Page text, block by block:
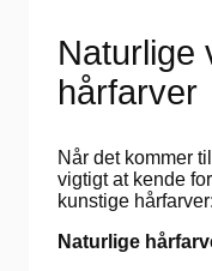
Naturlige
hårfarver
Når det kommer
vigtigt at kende
kunstige hårfarver:
Naturlige